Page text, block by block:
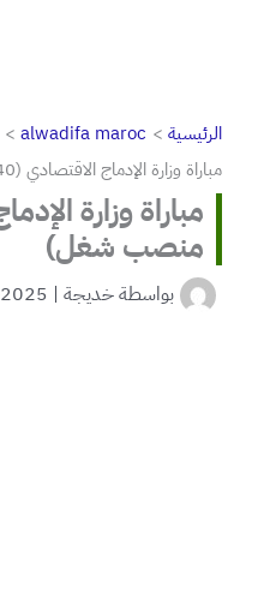
الرئيسية
alwadifa maroc
مباراة وزارة الإدماج الاقتصادي (40 منصب شغل)
منصب شغل)
بواسطةخديجة |
2025-03-22